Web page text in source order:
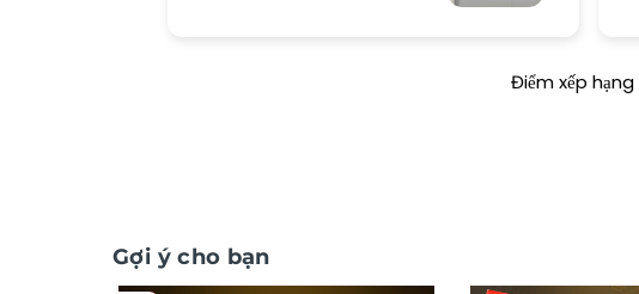
Điểm xếp hạng
Gợi ý cho bạn